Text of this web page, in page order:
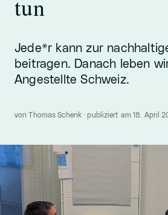
tun
Jede*r kann zur
beitragen. Danach leben
Angestellte Schweiz.
von Thomas Schenk · publiziert am 18. April